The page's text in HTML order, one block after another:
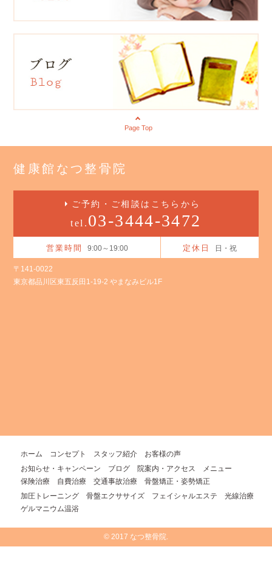
Page Top
健康館なつ整骨院
ご予約・ご相談はこちらから
tel. 03-3444-3472
営業時間 9:00～19:00 定休日 日・祝
〒141-0022
東京都品川区東五反田1-19-2 やまなみビル1F
ホーム コンセプト スタッフ紹介
お客様の声
お知らせ・キャンペーン
ブログ 院案内・アクセス
メニュー
保険治療
自費治療 交通事故治療
骨盤矯正・姿勢矯正
加圧トレーニング
骨盤エクササイズ フェイシャルエステ
光線治療
ゲルマニウム温浴
© 2017 なつ整骨院.